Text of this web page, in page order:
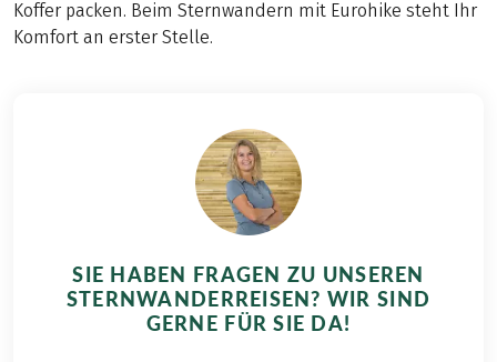
Koffer packen. Beim Sternwandern mit Eurohike steht Ihr
Komfort an erster Stelle.
SIE HABEN FRAGEN ZU UNSEREN
STERNWANDERREISEN? WIR SIND
GERNE FÜR SIE DA!